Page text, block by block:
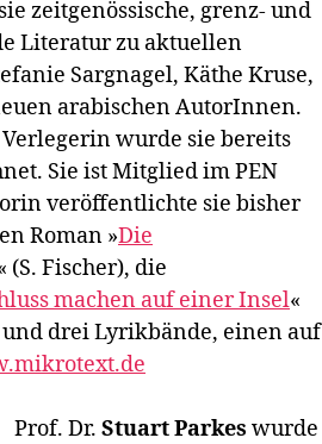
zeitgenössische, grenz- und
Literatur zu aktuellen
Sargnagel, Käthe Kruse,
arabischen AutorInnen.
wurde sie bereits
Sie ist Mitglied im PEN
veröffentlichte sie bisher
Roman »Die
(S. Fischer), die
machen auf einer Insel«
drei Lyrikbände, einen auf
Prof. Dr. Stuart Parkes wurde